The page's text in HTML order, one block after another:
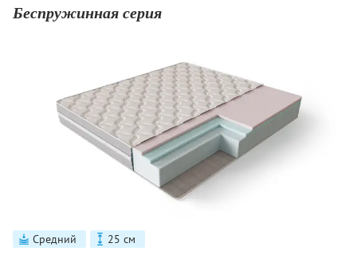
Беспружинная серия
Средний 25 см